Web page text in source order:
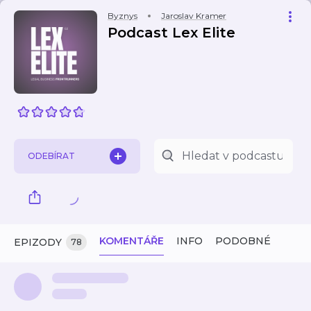
Byznys Jaroslav Kramer
Podcast Lex Elite
ODEBÍRAT
EPIZODY 78 KOMENTÁŘE INFO PODOBNÉ